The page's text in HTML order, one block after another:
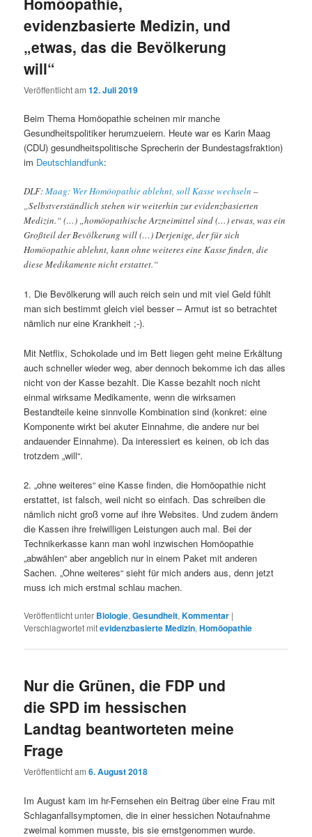
evidenzbasierte Medizin, und
„etwas, das die Bevölkerung
will“
Veröffentlicht am12. Juli 2019
Beim Thema Homöopathie scheinen mir manche
Gesundheitspolitiker herumzueiern. Heute war es Karin Maag
(CDU) gesundheitspolitische Sprecherin der Bundestagsfraktion)
im Deutschlandfunk:
DLF:Maag: Wer Homöopathie ablehnt, soll Kasse wechseln –
„Selbstverständlich stehen wir weiterhin zur evidenzbasierten
Medizin.“ (…) „homöopathische Arzneimittel sind (…) etwas, was ein
Großteil der Bevölkerung will (…) Derjenige, der für sich
Homöopathie ablehnt, kann ohne weiteres eine Kasse finden, die
diese Medikamente nicht erstattet.“
1. Die Bevölkerung will auch reich sein und mit viel Geld fühlt
man sich bestimmt gleich viel besser – Armut ist so betrachtet
nämlich nur eine Krankheit ;-).
Mit Netflix, Schokolade und im Bett liegen geht meine Erkältung
auch schneller wieder weg, aber dennoch bekomme ich das alles
nicht von der Kasse bezahlt. Die Kasse bezahlt noch nicht
einmal wirksame Medikamente, wenn die wirksamen
Bestandteile keine sinnvolle Kombination sind (konkret: eine
Komponente wirkt bei akuter Einnahme, die andere nur bei
andauender Einnahme). Da interessiert es keinen, ob ich das
trotzdem „will“.
2. „ohne weiteres“ eine Kasse finden, die Homöopathie nicht
erstattet, ist falsch, weil nicht so einfach. Das schreiben die
nämlich nicht groß vorne auf ihre Websites. Und zudem ändern
die Kassen ihre freiwilligen Leistungen auch mal. Bei der
Technikerkasse kann man wohl inzwischen Homöopathie
„abwählen“ aber angeblich nur in einem Paket mit anderen
Sachen. „Ohne weiteres“ sieht für mich anders aus, denn jetzt
muss ich mich erstmal schlau machen.
Veröffentlicht unter Biologie,Gesundheit,Kommentar |
Verschlagwortet mitevidenzbasierte Medizin,Homöopathie
Nur die Grünen, die FDP und
die SPD im hessischen
Landtag beantworteten meine
Frage
Veröffentlicht am6. August 2018
Im August kam im hr-Fernsehen ein Beitrag über eine Frau mit
Schlaganfallsymptomen, die in einer hessichen Notaufnahme
zweimal kommen musste, bis sie ernstgenommen wurde.